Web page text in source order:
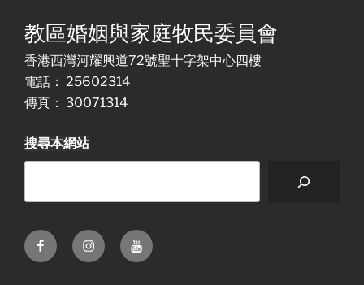
教區婚姻與家庭牧民委員會
香港西灣河耀興道72號聖十字架中心四樓
電話： 25602314
傳真： 30071314
搜尋本網站
FacebookInstagramYoutube